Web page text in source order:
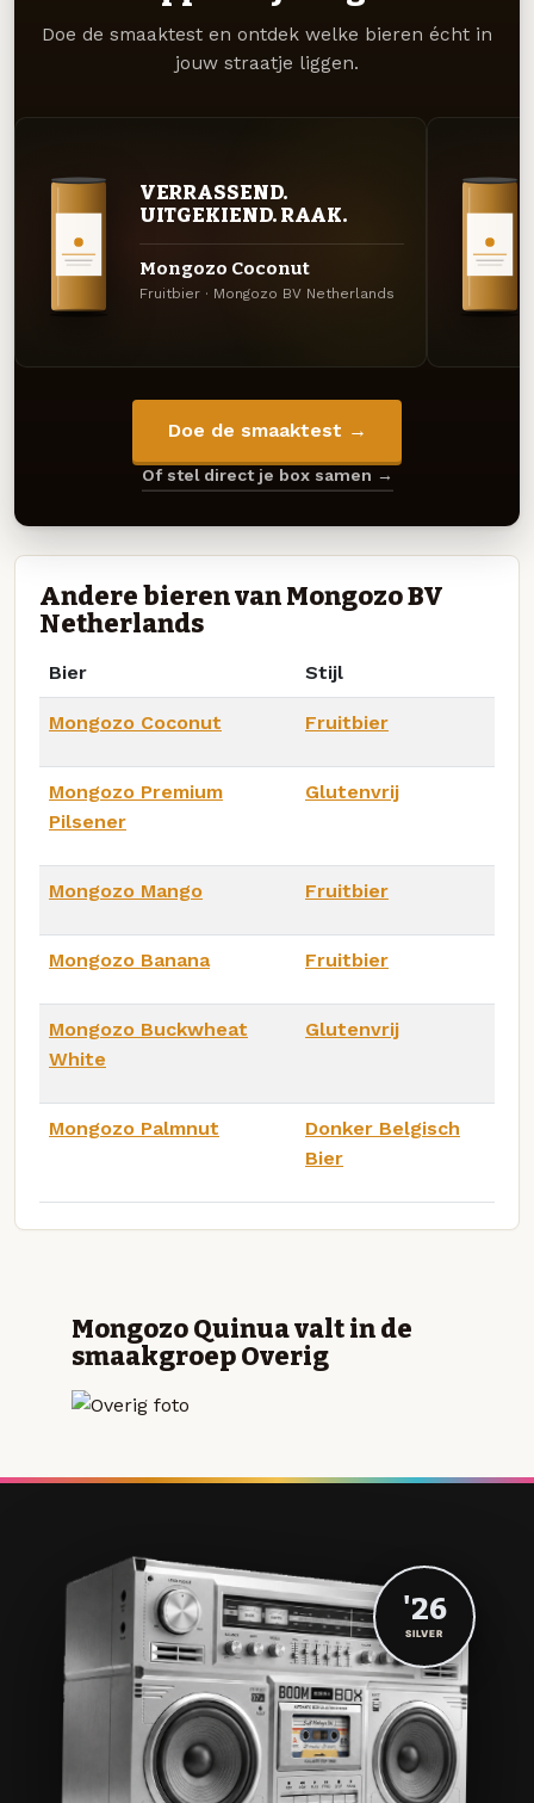
Doe de smaaktest en ontdek welke bieren écht in
jouw straatje liggen.
VERRASSEND.
UITGEKIEND. RAAK.
Mongozo Coconut
Fruitbier · Mongozo BV Netherlands
Doe de smaaktest →
Of stel direct je box samen →
Andere bieren van Mongozo BV
Netherlands
Bier Stijl
Mongozo Coconut Fruitbier
Mongozo Premium
Pilsener
Glutenvrij
Mongozo Mango Fruitbier
Mongozo Banana Fruitbier
Mongozo Buckwheat
White
Glutenvrij
Mongozo Palmnut
Donker Belgisch
Bier
Mongozo Quinua valt in de
smaakgroep Overig
'26
SILVER